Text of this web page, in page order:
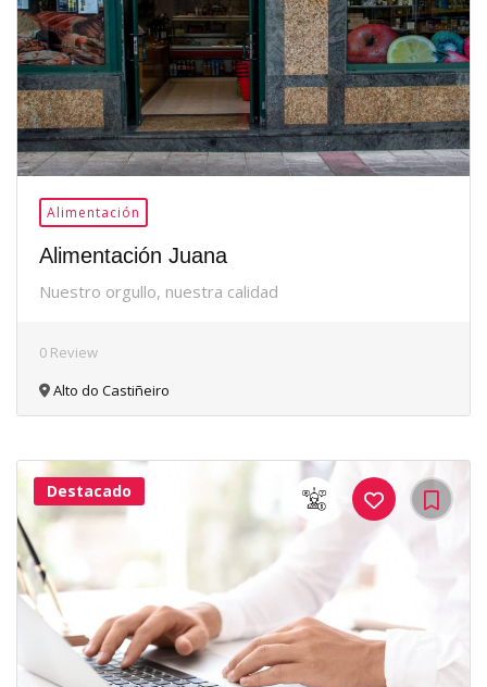
Alimentación
Alimentación Juana
Nuestro orgullo, nuestra calidad
0 Review
Alto do Castiñeiro
34Me
Gusta
Destacado